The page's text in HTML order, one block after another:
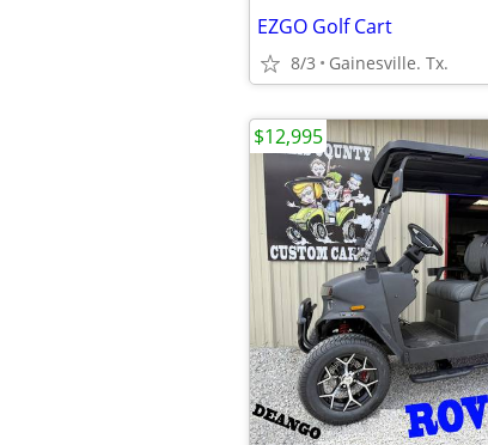
EZGO Golf Cart
8/3 Gainesville. Tx.
$12,995